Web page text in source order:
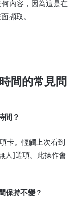
內容，因為這是在
擷取。
間的常見問
間？
卡。輕觸上次看到
人]選項。此操作會
保持不變？